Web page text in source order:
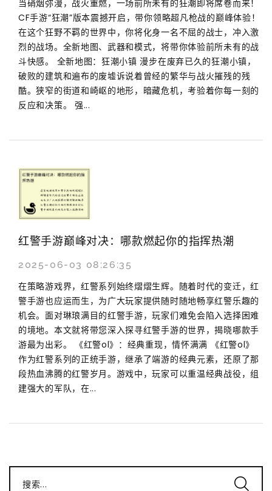
当硝烟弥漫，战火重燃，一场前所未有的狂潮即将席卷而来！
CF手游“狂潮”版本震撼开启，带你领略超凡枪战的巅峰体验！
在这个狂野不羁的世界中，你将化身一名不屈的战士，冲入激
烈的战场。全新地图、武器和模式，将带你体验前所未有的战
斗快感。 全新地图：狂潮小镇 漫步在废弃已久的狂潮小镇，
破败的建筑和遍布的废墟诉说着曾经的繁华与战火摧残的残
酷。狭窄的街道和崎岖的地形，暗藏危机，考验着你每一刻的
反应和决策。 强...
红警手游巅峰对决：哪款燃起你的指挥热潮
2025-06-03 08:26:35
在策略游戏界，红警系列始终熠熠生辉。随着时代的变迁，红
警手游也应运而生，为广大玩家提供随时随地畅享红警乐趣的
机会。面对琳琅满目的红警手游，玩家们难免会陷入选择困难
的境地。本文就将带您深入探寻红警手游的世界，揭晓哪款手
游最为出彩。 《红警ol》：经典重现，情怀满满 《红警ol》
作为红警系列的正统手游，继承了端游的经典元素，还原了那
段热血沸腾的红警岁月。游戏中，玩家可以重温经典战役，组
建强大的军队，在...
搜索...